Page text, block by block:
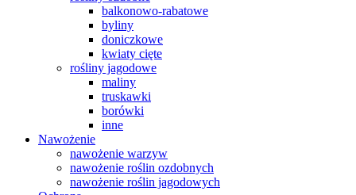
balkonowo-rabatowe
byliny
doniczkowe
kwiaty cięte
rośliny jagodowe
maliny
truskawki
borówki
inne
Nawożenie
nawożenie warzyw
nawożenie roślin ozdobnych
nawożenie roślin jagodowych